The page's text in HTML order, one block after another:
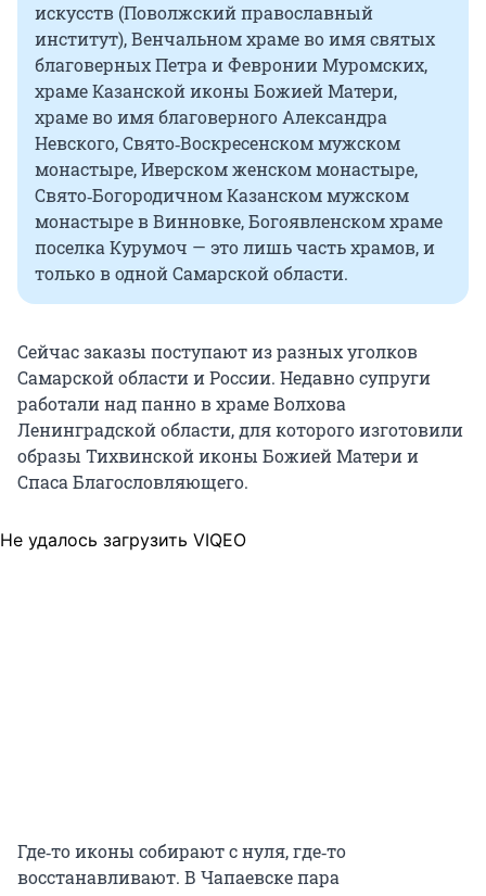
искусств (Поволжский православный
институт), Венчальном храме во имя святых
благоверных Петра и Февронии Муромских,
храме Казанской иконы Божией Матери,
храме во имя благоверного Александра
Невского, Свято‑Воскресенском мужском
монастыре, Иверском женском монастыре,
Свято‑Богородичном Казанском мужском
монастыре в Винновке, Богоявленском храме
поселка Курумоч — это лишь часть храмов, и
только в одной Самарской области.
Сейчас заказы поступают из разных уголков
Самарской области и России. Недавно супруги
работали над панно в храме Волхова
Ленинградской области, для которого изготовили
образы Тихвинской иконы Божией Матери и
Спаса Благословляющего.
Не удалось загрузить VIQEO
Где‑то иконы собирают с нуля, где‑то
восстанавливают. В Чапаевске пара